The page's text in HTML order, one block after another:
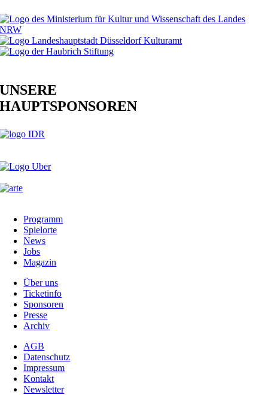
UNSERE
HAUPTSPONSOREN
Programm
Spielorte
News
Jobs
Magazin
Über uns
Ticketinfo
Sponsoren
Presse
Archiv
AGB
Datenschutz
Impressum
Kontakt
Newsletter